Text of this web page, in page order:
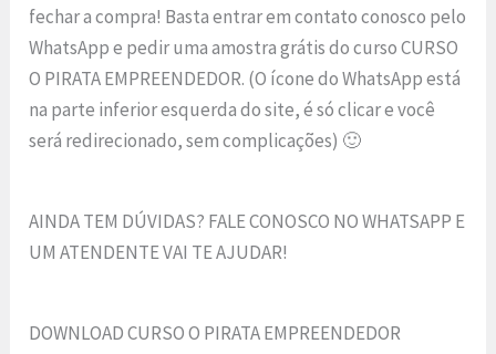
fechar a compra! Basta entrar em contato conosco pelo
WhatsApp e pedir uma amostra grátis do curso CURSO
O PIRATA EMPREENDEDOR. (O ícone do WhatsApp está
na parte inferior esquerda do site, é só clicar e você
será redirecionado, sem complicações) 🙂
AINDA TEM DÚVIDAS? FALE CONOSCO NO WHATSAPP E
UM ATENDENTE VAI TE AJUDAR!
DOWNLOAD CURSO O PIRATA EMPREENDEDOR